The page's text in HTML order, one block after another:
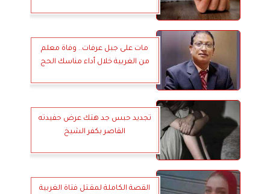
مات على جبل عرفات.. وفاة معلم
من الغربية خلال أداء مناسك الحج
تجديد حبس جد هتك عرض حفيدته
القاصر بكفر الشيخ
القصة الكاملة لمقـتل فتاة الغربية